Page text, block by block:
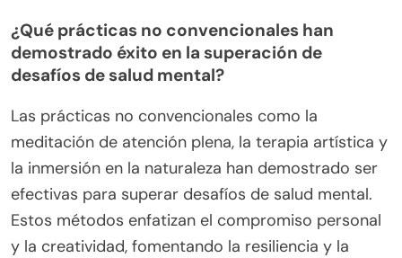
¿Qué prácticas no convencionales han
demostrado éxito en la superación de
desafíos de salud mental?
Las prácticas no convencionales como la
meditación de atención plena, la terapia artística y
la inmersión en la naturaleza han demostrado ser
efectivas para superar desafíos de salud mental.
Estos métodos enfatizan el compromiso personal
y la creatividad, fomentando la resiliencia y la